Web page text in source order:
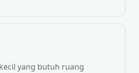
yang butuh ruang